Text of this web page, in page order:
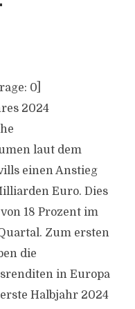
0]
2024
laut dem
einen Anstieg
Euro. Dies
18 Prozent im
Zum ersten
die
in Europa
Halbjahr 2024